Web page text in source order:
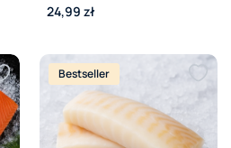
Cena
24,99 zł
Bestseller